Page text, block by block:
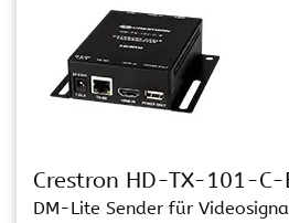
Crestron HD-TX-101-C-
DM-Lite Sender für